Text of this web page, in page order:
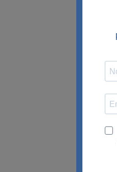
6°
7°
un
ramo
che
con i
Nel
del